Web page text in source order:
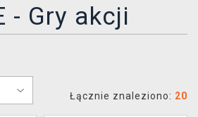
- Gry akcji
Łącznie znaleziono: 20